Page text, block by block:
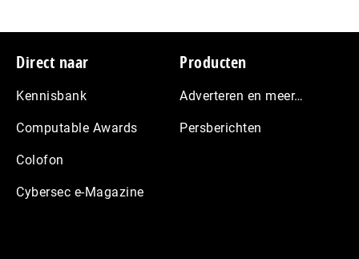
Footer
Direct naar
Kennisbank
Computable Awards
Colofon
Cybersec e-Magazine
Producten
Adverteren en meer…
Persberichten